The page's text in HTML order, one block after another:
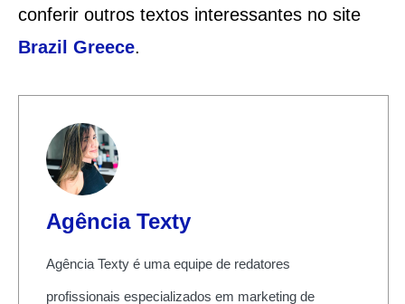
conferir outros textos interessantes no site
Brazil Greece.
Agência Texty
Agência Texty é uma equipe de redatores
profissionais especializados em marketing de